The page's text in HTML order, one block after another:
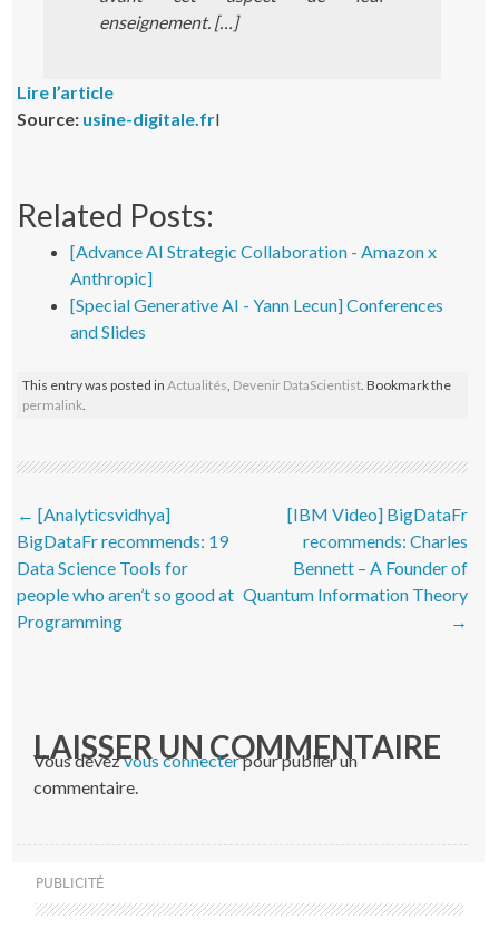
enseignement. […]
Lire l’article
Source: usine-digitale.frl
Related Posts:
[Advance AI Strategic Collaboration - Amazon x
Anthropic]
[Special Generative AI - Yann Lecun] Conferences
and Slides
This entry was posted inActualités, Devenir DataScientist. Bookmark the
permalink.
Post navigation
← [Analyticsvidhya]
BigDataFr recommends: 19
Data Science Tools for
people who aren’t so good at
Programming
[IBM Video] BigDataFr
recommends: Charles
Bennett – A Founder of
Quantum Information Theory
→
LAISSER UN COMMENTAIRE
Vous devezvous connecterpour publier un
commentaire.
PUBLICITÉ